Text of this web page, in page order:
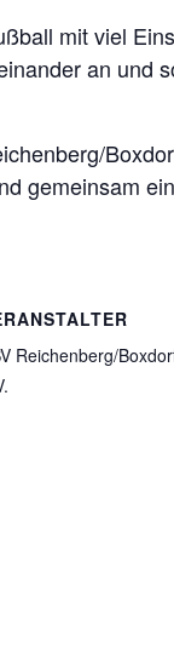
mit viel
an und
gemeinsam
Reichenberg/